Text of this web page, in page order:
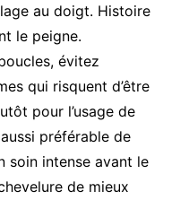
au doigt. Histoire
le peigne.
évitez
qui risquent d’être
pour l’usage de
préférable de
soin intense avant le
de mieux